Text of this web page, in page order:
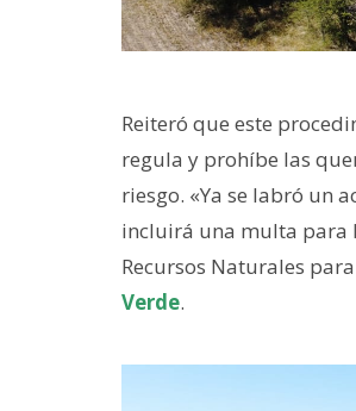
Reiteró que este
regula y prohíbe las
riesgo. «Ya se labró un
incluirá una multa para
Recursos Naturales
Verde.